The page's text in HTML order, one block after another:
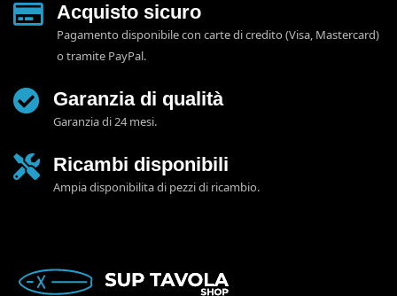
Acquisto sicuro
Pagamento disponibile con carte di credito (Visa, Mastercard)
o tramite PayPal.
Garanzia di qualità
Garanzia di 24 mesi.
Ricambi disponibili
Ampia disponibilita di pezzi di ricambio.